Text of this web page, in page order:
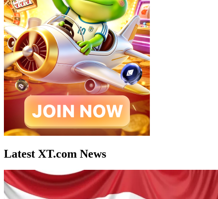
Latest XT.com News